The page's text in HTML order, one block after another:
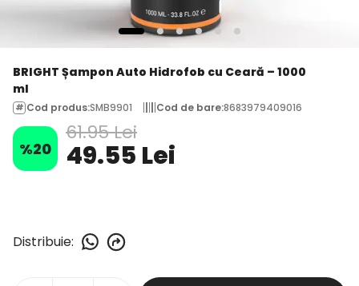
BRIGHT Șampon Auto Hidrofob cu Ceară – 1000
ml
Cod produs:SMB9901 Cod de bare:8683979409016
%20
61.95 Lei
49.55 Lei
Distribuie: